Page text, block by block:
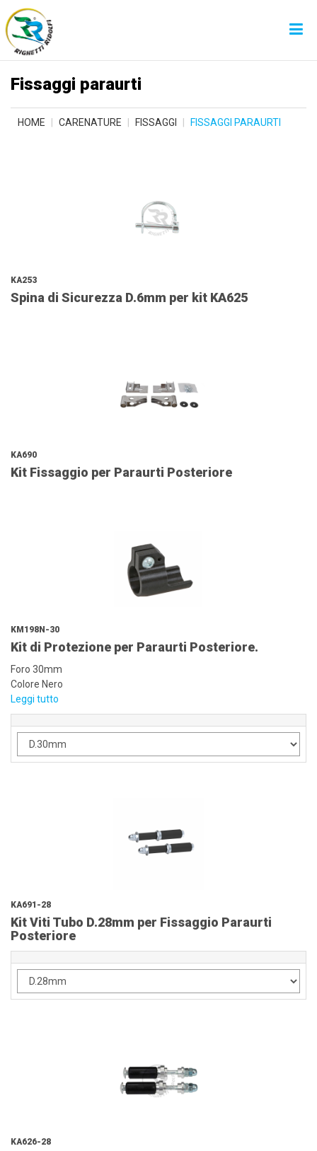
Fissaggi paraurti
HOME CARENATURE FISSAGGI FISSAGGI PARAURTI
KA253
Spina di Sicurezza D.6mm per kit KA625
KA690
Kit Fissaggio per Paraurti Posteriore
KM198N-30
Kit di Protezione per Paraurti Posteriore.
Foro 30mm
Colore Nero
Leggi tutto
KA691-28
Kit Viti Tubo D.28mm per Fissaggio Paraurti
Posteriore
KA626-28